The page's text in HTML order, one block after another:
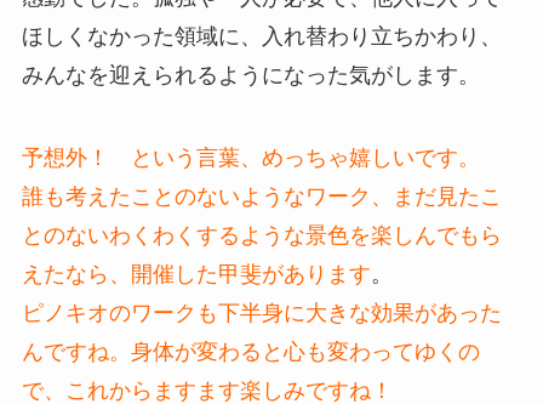
ほしくなかった領域に、入れ替わり立ちかわり、
みんなを迎えられるようになった気がします。
予想外！ という言葉、めっちゃ嬉しいです。
誰も考えたことのないようなワーク、まだ見たこ
とのないわくわくするような景色を楽しんでもら
えたなら、開催した甲斐があります。
ピノキオのワークも下半身に大きな効果があった
んですね。身体が変わると心も変わってゆくの
で、これからますます楽しみですね！